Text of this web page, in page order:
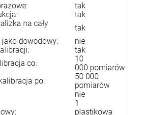
tak
tak
na cały
tak
jako dowodowy:
nie
tak
co:
10
000 pomiarów
po:
50 000
pomiarów
nie
1
plastikowa